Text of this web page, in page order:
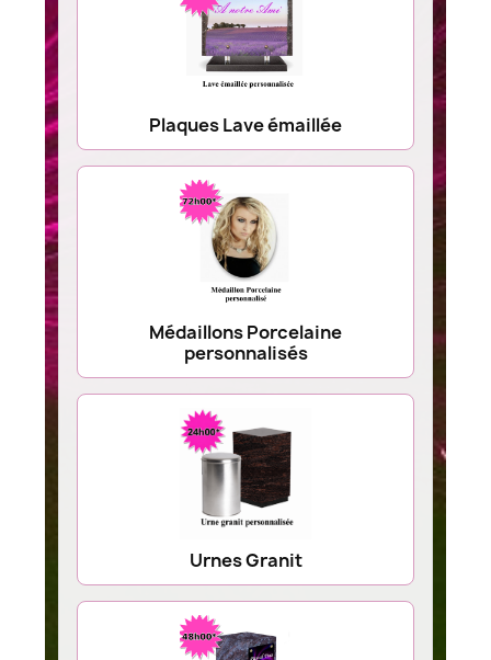
Plaques Lave émaillée
Médaillons Porcelaine
personnalisés
Urnes Granit